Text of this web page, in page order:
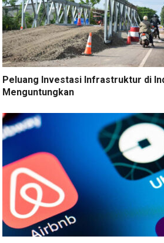
Peluang Investasi Infrastruktur di
Menguntungkan